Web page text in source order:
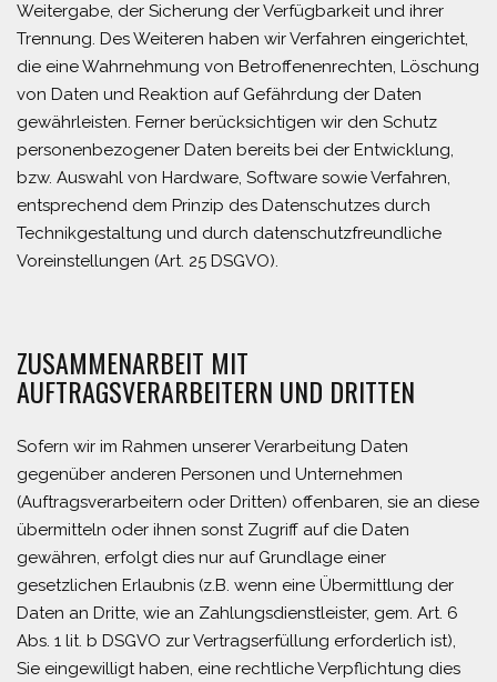
Weitergabe, der Sicherung der Verfügbarkeit und ihrer
Trennung. Des Weiteren haben wir Verfahren eingerichtet,
die eine Wahrnehmung von Betroffenenrechten, Löschung
von Daten und Reaktion auf Gefährdung der Daten
gewährleisten. Ferner berücksichtigen wir den Schutz
personenbezogener Daten bereits bei der Entwicklung,
bzw. Auswahl von Hardware, Software sowie Verfahren,
entsprechend dem Prinzip des Datenschutzes durch
Technikgestaltung und durch datenschutzfreundliche
Voreinstellungen (Art. 25 DSGVO).
ZUSAMMENARBEIT MIT
AUFTRAGSVERARBEITERN UND DRITTEN
Sofern wir im Rahmen unserer Verarbeitung Daten
gegenüber anderen Personen und Unternehmen
(Auftragsverarbeitern oder Dritten) offenbaren, sie an diese
übermitteln oder ihnen sonst Zugriff auf die Daten
gewähren, erfolgt dies nur auf Grundlage einer
gesetzlichen Erlaubnis (z.B. wenn eine Übermittlung der
Daten an Dritte, wie an Zahlungsdienstleister, gem. Art. 6
Abs. 1 lit. b DSGVO zur Vertragserfüllung erforderlich ist),
Sie eingewilligt haben, eine rechtliche Verpflichtung dies